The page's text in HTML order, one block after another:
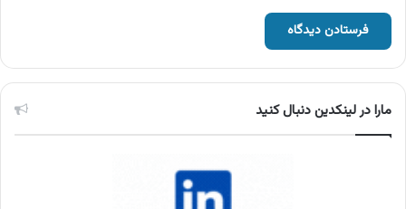
مارا در لینکدین دنبال کنید